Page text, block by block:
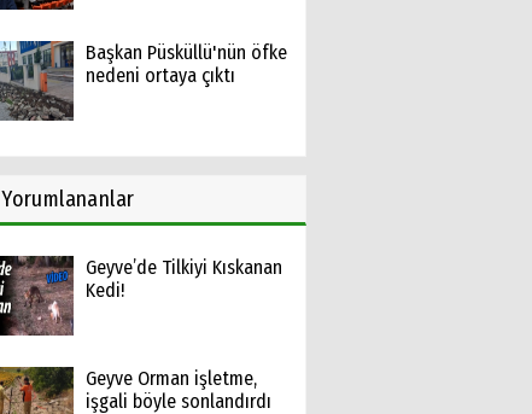
Başkan Püsküllü'nün öfke
nedeni ortaya çıktı
Yorumlananlar
Geyve’de Tilkiyi Kıskanan
Kedi!
Geyve Orman işletme,
işgali böyle sonlandırdı